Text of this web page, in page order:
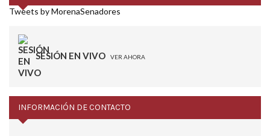
Tweets by MorenaSenadores
SESIÓN EN VIVO VER AHORA
INFORMACIÓN DE CONTACTO